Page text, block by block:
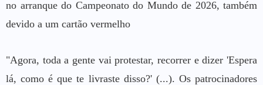
no arranque do Campeonato do Mundo de 2026, também
devido a um cartão vermelho
"Agora, toda a gente vai protestar, recorrer e dizer 'Espera
lá, como é que te livraste disso?' (...). Os patrocinadores